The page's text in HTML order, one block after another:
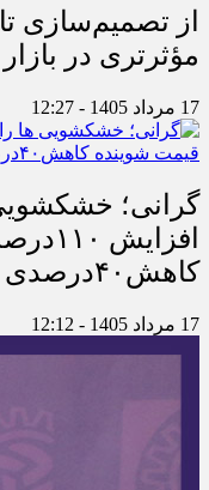
از تصمیم‌سازی
مؤثرتری در
17 مرداد 1405 - 12:27
گرانی؛
کاهش۴۰درصدی تقاضا